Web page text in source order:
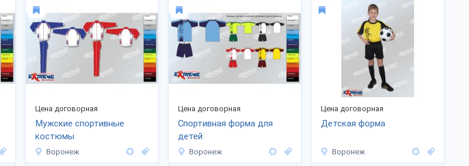
Цена договорная
Мужские спортивные
костюмы
Воронеж
Цена договорная
Спортивная форма для
детей
Воронеж
Цена договорная
Детская форма
Воронеж